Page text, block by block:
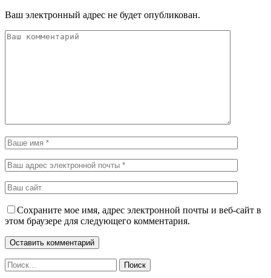
Ваш электронный адрес не будет опубликован.
Сохраните мое имя, адрес электронной почты и веб-сайт в
этом браузере для следующего комментария.